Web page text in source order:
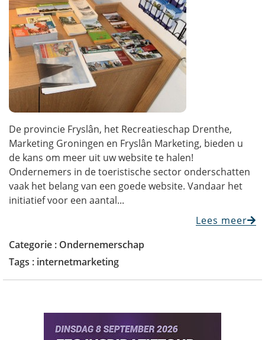
De provincie Fryslân, het Recreatieschap Drenthe,
Marketing Groningen en Fryslân Marketing, bieden u
de kans om meer uit uw website te halen!
Ondernemers in de toeristische sector onderschatten
vaak het belang van een goede website. Vandaar het
initiatief voor een aantal...
Lees meer
Categorie : Ondernemerschap
Tags : internetmarketing